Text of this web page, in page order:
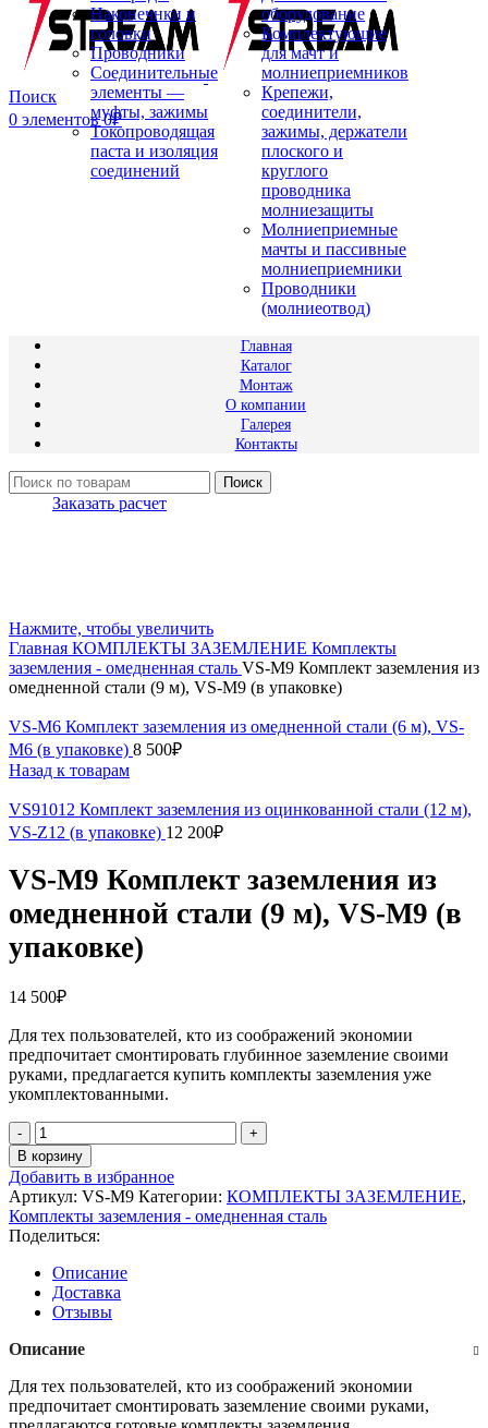
Поиск
0 элементов 0₽
Наконечнки и
головки
Проводники
Соединительные
элементы —
муфты, зажимы
Токопроводящая
паста и изоляция
соединений
оборудование
Комплектующие
для мачт и
молниеприемников
Крепежи,
соединители,
зажимы, держатели
плоского и
круглого
проводника
молниезащиты
Молниеприемные
мачты и пассивные
молниеприемники
Проводники
(молниеотвод)
Главная
Каталог
Монтаж
О компании
Галерея
Контакты
Поиск
Заказать расчет
Нажмите, чтобы увеличить
Главная КОМПЛЕКТЫ ЗАЗЕМЛЕНИЕ Комплекты
заземления - омедненная сталь VS-M9 Комплект заземления из
омедненной стали (9 м), VS-M9 (в упаковке)
VS-M6 Комплект заземления из омедненной стали (6 м), VS-
M6 (в упаковке) 8 500₽
Назад к товарам
VS91012 Комплект заземления из оцинкованной стали (12 м),
VS-Z12 (в упаковке) 12 200₽
VS-M9 Комплект заземления из
омедненной стали (9 м), VS-M9 (в
упаковке)
14 500₽
Для тех пользователей, кто из соображений экономии
предпочитает смонтировать глубинное заземление своими
руками, предлагается купить комплекты заземления уже
укомплектованными.
Количество
товара
VS-
M9
Комплект
заземления
из
омедненной
стали
(9
м),
VS-
(в
упаковке)
В корзину
Добавить в избранное
Артикул: VS-M9 Категории: КОМПЛЕКТЫ ЗАЗЕМЛЕНИЕ,
Комплекты заземления - омедненная сталь
Поделиться:
Описание
Доставка
Отзывы
Описание
Для тех пользователей, кто из соображений экономии
предпочитает смонтировать заземление своими руками,